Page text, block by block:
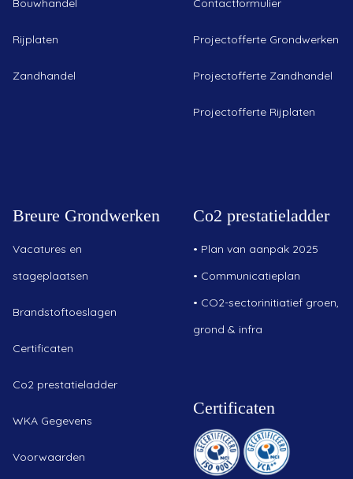
Bouwhandel
Rijplaten
Zandhandel
Contactformulier
Projectofferte Grondwerken
Projectofferte Zandhandel
Projectofferte Rijplaten
Breure Grondwerken
Vacatures en
stageplaatsen
Brandstoftoeslagen
Certificaten
Co2 prestatieladder
WKA Gegevens
Voorwaarden
Co2 prestatieladder
• Plan van aanpak 2025
• Communicatieplan
• CO2-sectorinitiatief groen,
grond & infra
Certificaten